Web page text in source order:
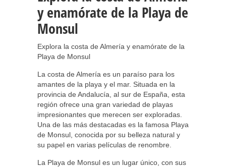
y enamórate de la Playa de
Monsul
Explora la costa de Almería y enamórate de la
Playa de Monsul
La costa de Almería es un paraíso para los
amantes de la playa y el mar. Situada en la
provincia de Andalucía, al sur de España, esta
región ofrece una gran variedad de playas
impresionantes que merecen ser exploradas.
Una de las más destacadas es la famosa Playa
de Monsul, conocida por su belleza natural y
su papel en varias películas de renombre.
La Playa de Monsul es un lugar único, con sus